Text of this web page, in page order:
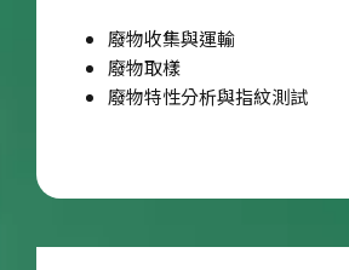
廢物收集與運輸
廢物取樣
廢物特性分析與指紋測試